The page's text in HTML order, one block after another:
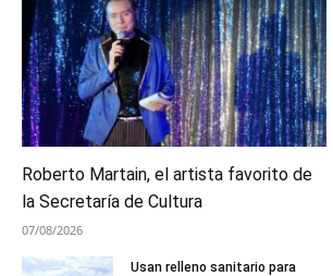
Roberto Martain, el artista favorito de
la Secretaría de Cultura
07/08/2026
Usan relleno sanitario para